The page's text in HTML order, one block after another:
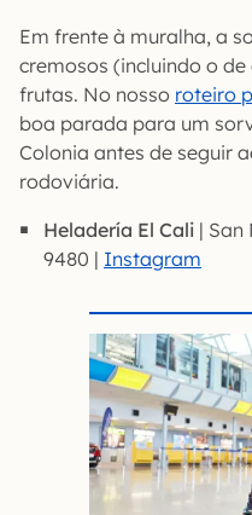
Em frente à muralha, a
cremosos (incluindo o
frutas. No nosso roteiro
boa parada para um
Colonia antes de seguir
rodoviária.
Heladería El Cali | San
9480 | Instagram